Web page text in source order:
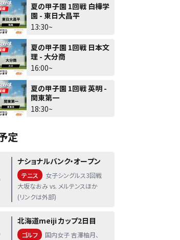
夏の甲子園 1回戦 白樺学
園 - 東日大昌平
13:30~
夏の甲子園 1回戦 日本文
理 - 大分商
16:00~
夏の甲子園 1回戦 英明 -
関東第一
18:30~
定
ナショナルバンク・オープン
テニス
女子シングルス3回戦
大坂なおみ vs. メルテンスほか
(リンクは外部)
北海道meiji カップ2日目
ゴルフ
国内女子 吉澤柚月、